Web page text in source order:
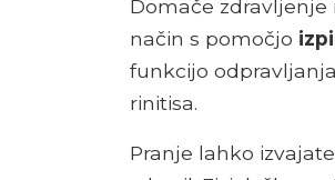
Domače
način s pomočjo
funkcijo
rinitisa.
Pranje lahko